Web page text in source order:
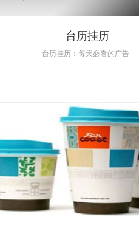
台历挂历
台历挂历：每天必看的广告